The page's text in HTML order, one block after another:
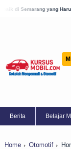
Harus Diketahui! 9
Berita Belajar
Home Otomotif